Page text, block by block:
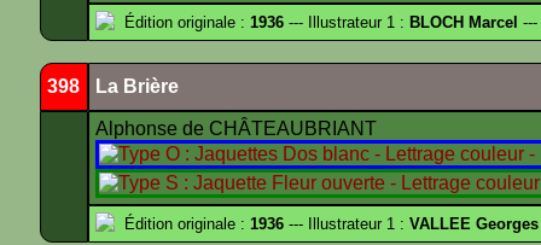
Édition originale : 1936 --- Illustrateur 1 : BLOCH Marcel ---
398 La Brière
Alphonse de CHÂTEAUBRIANT
Édition originale : 1936 --- Illustrateur 1 : VALLEE Georges